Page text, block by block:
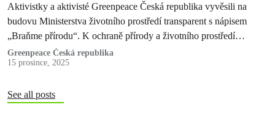
Aktivistky a aktivisté Greenpeace Česká republika vyvěsili na
budovu Ministerstva životního prostředí transparent s nápisem
„Braňme přírodu“. K ochraně přírody a životního prostředí
vyzývají českou veřejnost…
Greenpeace Česká republika
15 prosince, 2025
See all posts